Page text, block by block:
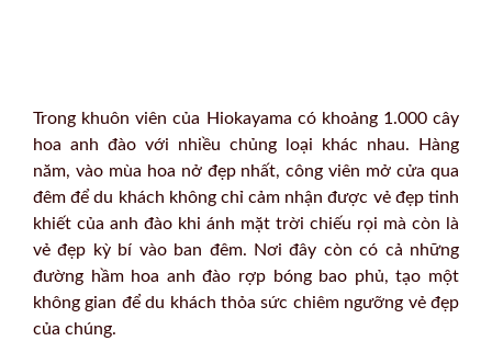
Trong khuôn viên của Hiokayama có khoảng 1.000 cây
hoa anh đào với nhiều chủng loại khác nhau. Hàng
năm, vào mùa hoa nở đẹp nhất, công viên mở cửa qua
đêm để du khách không chỉ cảm nhận được vẻ đẹp tinh
khiết của anh đào khi ánh mặt trời chiếu rọi mà còn là
vẻ đẹp kỳ bí vào ban đêm. Nơi đây còn có cả những
đường hầm hoa anh đào rợp bóng bao phủ, tạo một
không gian để du khách thỏa sức chiêm ngưỡng vẻ đẹp
của chúng.